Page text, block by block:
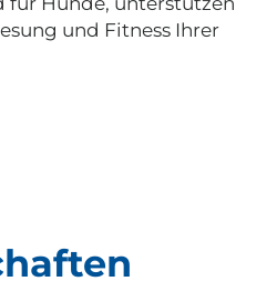
und Fitness Ihrer